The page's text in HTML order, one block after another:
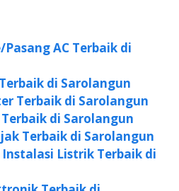
Pasang AC Terbaik di
di Sarolangun
Terbaik di Sarolangun
di Sarolangun
Terbaik di Sarolangun
Instalasi Listrik Terbaik di